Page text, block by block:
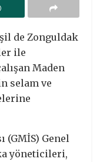
de Zonguldak
ile
Maden
selam ve
(GMİS) Genel
yöneticileri,